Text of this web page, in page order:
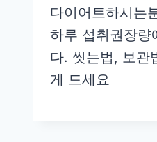
다이어트하시는
하루 섭취권장량
다. 씻는법, 보관
게 드세요